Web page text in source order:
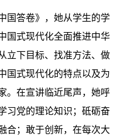
国答卷》，她从学生的学
国式现代化全面推进中华
立下目标、找准方法、做
国式现代化的特点以及为
。在宣讲临近尾声，她呼
习党的理论知识；砥砺奋
合；敢于创新，在每次大